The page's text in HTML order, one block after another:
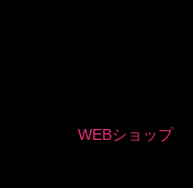
WEBショップ